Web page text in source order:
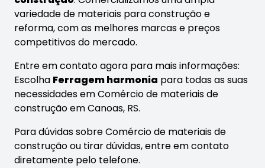
variedade de materiais para construção e
reforma, com as melhores marcas e preços
competitivos do mercado.
Entre em contato agora para mais informações:
Escolha Ferragem harmonia para todas as suas
necessidades em Comércio de materiais de
construção em Canoas, RS.
Para dúvidas sobre Comércio de materiais de
construção ou tirar dúvidas, entre em contato
diretamente pelo telefone.